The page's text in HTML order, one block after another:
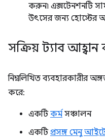
করুন৷ এক্সটেনশনটি
উৎসের জন্য হোস্টের
সক্রিয় ট্যাব আহ্বান
নিম্নলিখিত ব্যবহারকারীর
করে:
একটিকর্ম সঞ্চালন
একটিপ্রসঙ্গ মেনু